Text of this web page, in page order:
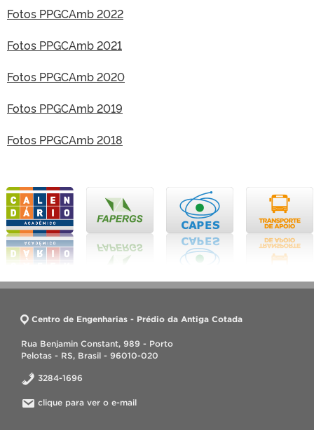
Fotos PPGCAmb 2022
Fotos PPGCAmb 2021
Fotos PPGCAmb 2020
Fotos PPGCAmb 2019
Fotos PPGCAmb 2018
Centro de Engenharias - Prédio da Antiga Cotada
Rua Benjamin Constant, 989 - Porto
Pelotas - RS, Brasil - 96010-020
3284-1696
clique para ver o e-mail